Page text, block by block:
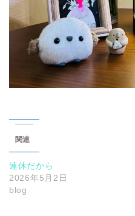
関連
連休だから
2026年5月2日
blog